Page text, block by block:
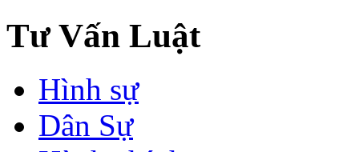
Tư Vấn Luật
Hình sự
Dân Sự